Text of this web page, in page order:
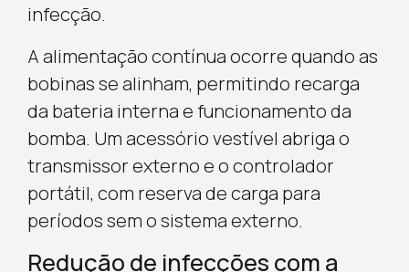
infecção.
A alimentação contínua ocorre quando as
bobinas se alinham, permitindo recarga
da bateria interna e funcionamento da
bomba. Um acessório vestível abriga o
transmissor externo e o controlador
portátil, com reserva de carga para
períodos sem o sistema externo.
Redução de infecções com a